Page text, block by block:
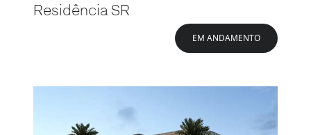
Residência SR
EM ANDAMENTO